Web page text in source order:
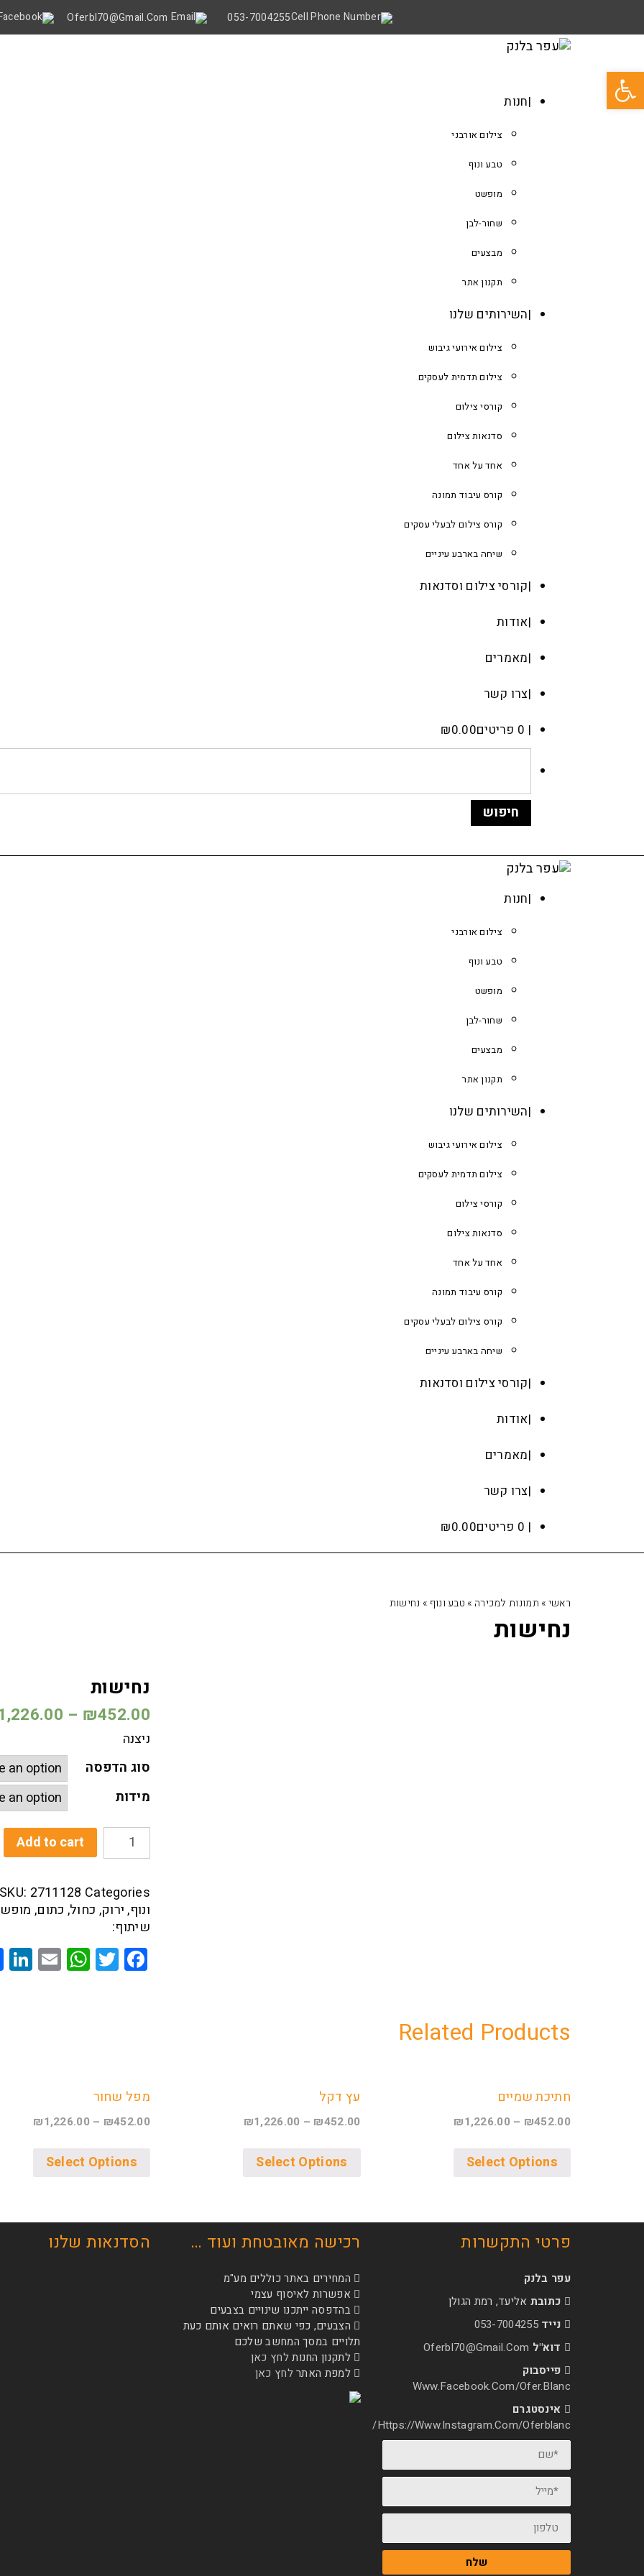
053-7004255
Oferbl70@gmail.Com
חנות
צילום אורבני
טבע ונוף
מופשט
שחור-לבן
מבצעים
תקנון אתר
השירותים שלנו
צילום אירועי גיבוש
צילום תדמית לעסקים
קורסי צילום
סדנאות צילום
אחד על אחד
קורס עיבוד תמונה
קורס צילום לבעלי עסקים
שיחה בארבע עיניים
קורסי צילום וסדנאות
אודות
מאמרים
צרו קשר
0 פריטים
₪0.00
חנות
צילום אורבני
טבע ונוף
מופשט
שחור-לבן
מבצעים
תקנון אתר
השירותים שלנו
צילום אירועי גיבוש
צילום תדמית לעסקים
קורסי צילום
סדנאות צילום
אחד על אחד
קורס עיבוד תמונה
קורס צילום לבעלי עסקים
שיחה בארבע עיניים
קורסי צילום וסדנאות
אודות
מאמרים
צרו קשר
0 פריטים
₪0.00
ראשי» תמונות למכירה » טבע ונוף» נחישות
נחישות
נחישות
₪452.00
–
ניצנה
סוג הדפסה
מידות
נחישות
Quantity
Add to cart
SKU: 2711128 Categories:
ונוף,ירוק, כחול, כתום,
שיתוף:
Facebook
Twitter
Related Products
חתיכת שמיים
₪452.00
–
₪1,226.00
Select Options
עץ דקל
₪452.00
–
₪1,226.00
Select Options
מפל שחור
₪452.00
–
₪1,226.00
Select Options
הסדנאות שלנו רכישה מאובטחת ועוד …
המחירים באתר כוללים מע"מ
אפשרות לאיסוף עצמי
בהדפסה ייתכנו שינויים בצבעים
הצבעים, כפי שאתם רואים אותם כעת
תלויים במסך המחשב שלכם
לתקנון החנותלחץ כאן
למפת האתרלחץ כאן
פרטי התקשרות
עפר בלנק
כתובת אליעד, רמת הגולן
נייד 053-7004255
דוא"ל Oferbl70@Gmail.Com
פייסבוק
Www.facebook.com/ofer.blanc
אינסטגרם
Https://www.instagram.com/oferblanc/
*שם
*מייל
טלפון
שלח
פתח סרגל נגישות